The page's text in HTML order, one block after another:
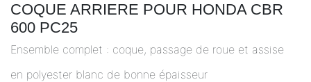
COQUE ARRIERE POUR HONDA CBR
600 PC25
Ensemble complet : coque, passage de roue et assise
en polyester blanc de bonne épaisseur